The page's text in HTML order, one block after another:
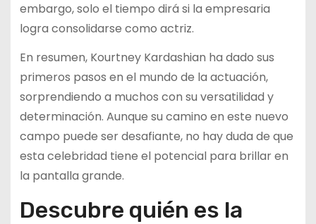
embargo, solo el tiempo dirá si la empresaria
logra consolidarse como actriz.
En resumen, Kourtney Kardashian ha dado sus
primeros pasos en el mundo de la actuación,
sorprendiendo a muchos con su versatilidad y
determinación. Aunque su camino en este nuevo
campo puede ser desafiante, no hay duda de que
esta celebridad tiene el potencial para brillar en
la pantalla grande.
Descubre quién es la